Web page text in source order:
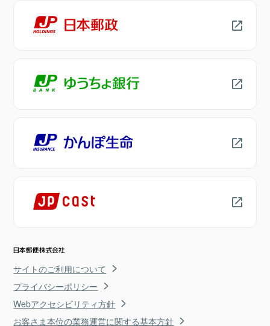
サイトのご利用について
プライバシーポリシー
Webアクセシビリティ方針
お客さま本位の業務運営に関する基本方針